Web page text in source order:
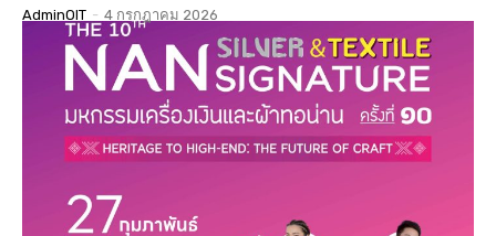
AdminOIT - 4 กรกฎาคม 2026